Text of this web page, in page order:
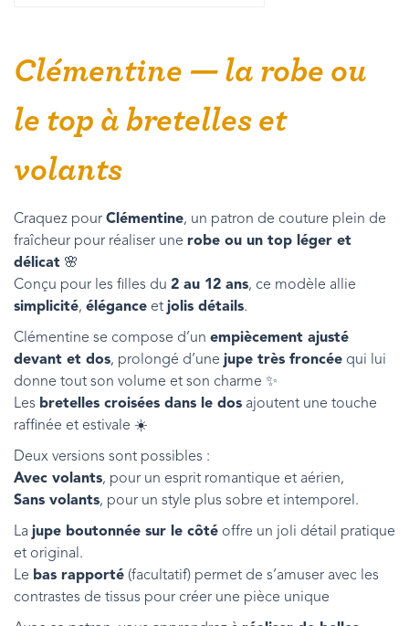
Clémentine — la robe ou
le top à bretelles et
volants
Craquez pour Clémentine, un patron de couture plein de
fraîcheur pour réaliser une robe ou un top léger et
délicat 🌸
Conçu pour les filles du 2 au 12 ans, ce modèle allie
simplicité, élégance et jolis détails.
Clémentine se compose d’un empiècement ajusté
devant et dos, prolongé d’une jupe très froncée qui lui
donne tout son volume et son charme ✨
Les bretelles croisées dans le dos ajoutent une touche
raffinée et estivale ☀️
Deux versions sont possibles :
Avec volants, pour un esprit romantique et aérien,
Sans volants, pour un style plus sobre et intemporel.
La jupe boutonnée sur le côté offre un joli détail pratique
et original.
Le bas rapporté (facultatif) permet de s’amuser avec les
contrastes de tissus pour créer une pièce unique